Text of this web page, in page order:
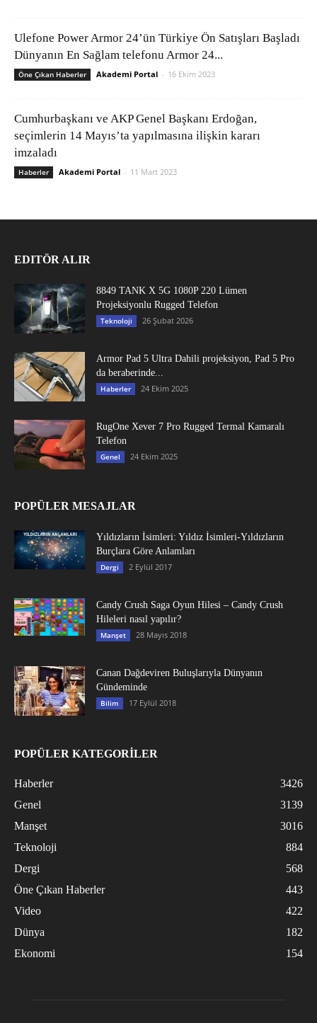
Ulefone Power Armor 24’ün Türkiye Ön Satışları Başladı
Dünyanın En Sağlam telefonu Armor 24...
Öne Çıkan Haberler Akademi Portal - 16 Ekim 2023
Cumhurbaşkanı ve AKP Genel Başkanı Erdoğan,
seçimlerin 14 Mayıs’ta yapılmasına ilişkin kararı
imzaladı
Haberler Akademi Portal - 11 Mart 2023
EDITÖR ALIR
8849 TANK X 5G 1080P 220 Lümen
Projeksiyonlu Rugged Telefon
Teknoloji 26 Şubat 2026
Armor Pad 5 Ultra Dahili projeksiyon, Pad 5 Pro
da beraberinde...
Haberler 24 Ekim 2025
RugOne Xever 7 Pro Rugged Termal Kamaralı
Telefon
Genel 24 Ekim 2025
POPÜLER MESAJLAR
Yıldızların İsimleri: Yıldız İsimleri-Yıldızların
Burçlara Göre Anlamları
Dergi 2 Eylül 2017
Candy Crush Saga Oyun Hilesi – Candy Crush
Hileleri nasıl yapılır?
Manşet 28 Mayıs 2018
Canan Dağdeviren Buluşlarıyla Dünyanın
Gündeminde
Bilim 17 Eylül 2018
POPÜLER KATEGORİLER
Haberler
3426
Genel
3139
Manşet
3016
Teknoloji
884
Dergi
568
Öne Çıkan Haberler
443
Video
422
Dünya
182
Ekonomi
154